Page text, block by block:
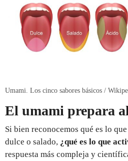
Umami. Los cinco sabores básicos /
El umami prepara
Si bien reconocemos qué es lo
dulce o salado, ¿qué es lo que
respuesta más compleja y